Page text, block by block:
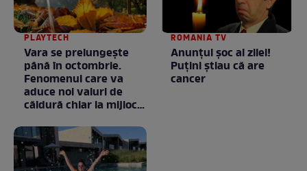
PLAYTECH
Vara se prelungeşte
până în octombrie.
Fenomenul care va
aduce noi valuri de
căldură chiar la mijlocul
ROMANIA TV
Anunţul şoc al zilei!
Puţini ştiau că are
cancer